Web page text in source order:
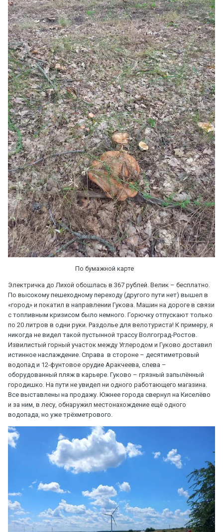
По бумажной карте
Электричка до Лихой обошлась в 367 рублей. Велик – бесплатно.
По высокому пешеходному переходу (другого пути нет) вышел в
«город» и покатил в направлении Гукова. Машин на дороге в связи
с топливным кризисом было немного. Горючку отпускают только
по 20 литров в одни руки. Раздолье для велотуриста! К примеру, я
никогда не видел такой пустынной трассу Волгоград-Ростов.
Извилистый горный участок между Углеродом и Гуково доставил
истинное наслаждение. Справа в стороне – десятиметровый
водопад и 12-фунтовое орудие Аракчеева, слева –
оборудованный пляж в карьере. Гуково – грязный запылённый
городишко. На пути не увидел ни одного работающего магазина.
Все выставлены на продажу. Южнее города свернул на Киселёво
и за ним, в лесу, обнаружил местонахождение ещё одного
водопада, но уже трёхметрового.